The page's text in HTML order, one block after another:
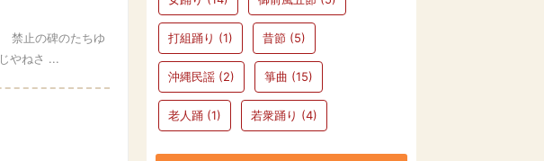
禁止の碑のたちゆ
やねさ ...
打組踊り (1) 昔節 (5)
沖縄民謡 (2) 箏曲 (15)
老人踊 (1) 若衆踊り (4)